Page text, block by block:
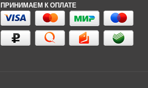
ПРИНИМАЕМ К ОПЛАТЕ